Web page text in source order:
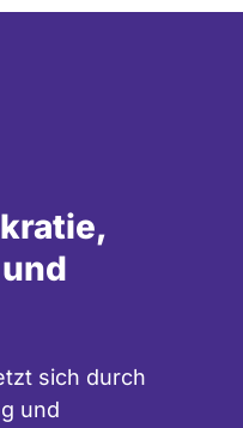
sich durch
und